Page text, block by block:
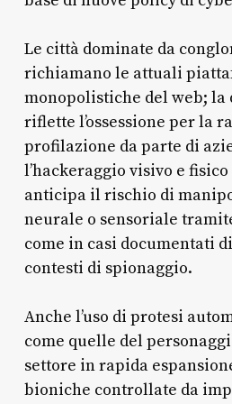
Le città dominate da
richiamano le attuali
monopolistiche del web; la
riflette l’ossessione per la
profilazione da parte di
l’hackeraggio visivo e
anticipa il rischio di
neurale o sensoriale
come in casi documentati
contesti di spionaggio.
Anche l’uso di protesi
come quelle del
settore in rapida
bioniche controllate da